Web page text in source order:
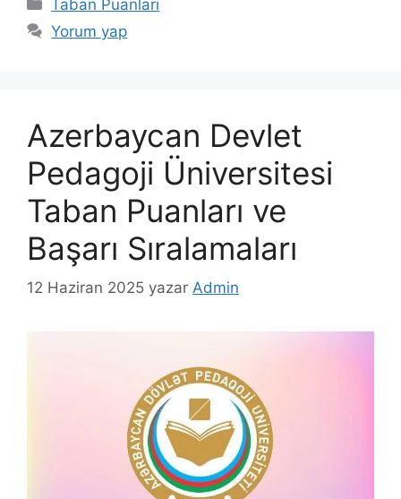
Taban Puanları
Yorum yap
Azerbaycan Devlet
Pedagoji Üniversitesi
Taban Puanları ve
Başarı Sıralamaları
12 Haziran 2025 yazar Admin